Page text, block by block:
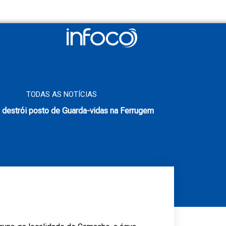
TODAS AS NOTÍCIAS
destrói posto de Guarda-vidas na Ferrugem